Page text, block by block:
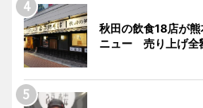
秋田の飲食18店が
ニュー 売り上げ全